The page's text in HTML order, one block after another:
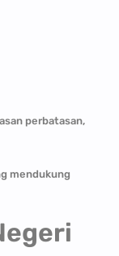
perbatasan,
mendukung